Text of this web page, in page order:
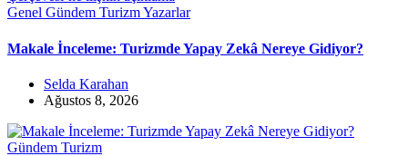
Genel Gündem TurizmYazarlar
Makale İnceleme: Turizmde Yapay Zekâ Nereye Gidiyor?
Selda Karahan
Ağustos 8, 2026
Gündem Turizm